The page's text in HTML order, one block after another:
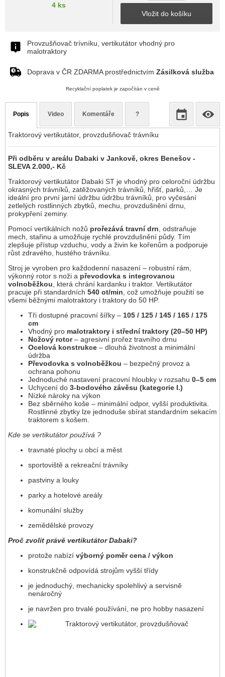
4 ks
Vložit do košíku
Provzušňovač trívníku, vertikutátor vhodný pro
malotraktory
Doprava v ČR ZDARMA prostřednictvím Zásilková služba
Recyklační poplatek je započítán v ceně
Popis Video Komentáře ?
Traktorový vertikutátor, provzdušňovač trávníku
Při odběru v areálu Dabaki v Jankově, okres Benešov -
SLEVA 2.000,- Kč
Traktorový vertikutátor Dabaki ST je vhodný pro celoroční údržbu
okrasných trávníků, zatěžovaných trávníků, hřišť, parků,… Je
ideální pro první jarní údržbu údržbu trávníků, pro vyčesání
zetlelých rostlinných zbytků, mechu, provzdušnění drnu,
prokypření zeminy.
Pomocí vertikálních nožů prořezává travní drn , odstraňuje
mech, stařinu a umožňuje rychlé provzdušnění půdy. Tím
zlepšuje přístup vzduchu, vody a živin ke kořenům a podporuje
růst zdravého, hustého trávníku.
Stroj je vyroben pro každodenní nasazení – robustní rám,
výkonný rotor s noži a převodovka s integrovanou
volnoběžkou , která chrání kardanku i traktor. Vertikutátor
pracuje při standardních 540 ot/min , což umožňuje použití se
všemi běžnými malotraktory i traktory do 50 HP.
Tři dostupné pracovní šířky – 105 / 125 / 145 / 165 / 175
cm
Vhodný pro malotraktory i střední traktory (20–50 HP)
Nožový rotor– agresivní prořez travního drnu
Ocelová konstrukce – dlouhá životnost a minimální
údržba
Převodovka s volnoběžkou – bezpečný provoz a
ochrana pohonu
Jednoduché nastavení pracovní hloubky v rozsahu 0–5 cm
Uchycení do 3-bodového závěsu (kategorie I.)
Nízké nároky na výkon
Bez sběrného koše – minimální odpor, vyšší produktivita.
Rostlinné zbytky lze jednoduše sbírat standardním sekacím
traktorem s košem.
Kde se vertikutátor používá ?
travnaté plochy u obcí a měst
sportoviště a rekreační trávníky
pastviny a louky
parky a hotelové areály
komunální služby
zemědělské provozy
Proč zvolit právě vertikutátor Dabaki?
protože nabízí výborný poměr cena / výkon
konstrukčně odpovídá strojům vyšší třídy
je jednoduchý, mechanicky spolehlivý a servisně
nenáročný
je navržen pro trvalé používání, ne pro hobby nasazení